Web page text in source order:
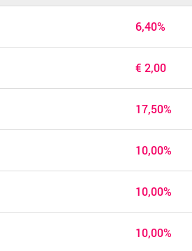
6,40%
€ 2,00
17,50%
10,00%
10,00%
10,00%